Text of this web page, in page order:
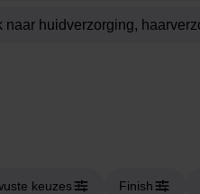
keuzes Finish